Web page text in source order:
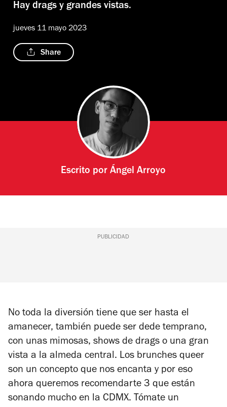
Hay drags y grandes vistas.
jueves 11 mayo 2023
Share
Escrito porÁngel Arroyo
PUBLICIDAD
No toda la diversión tiene que ser hasta el
amanecer, también puede ser dede temprano,
con unas mimosas, shows de drags o una gran
vista a la almeda central. Los brunches queer
son un concepto que nos encanta y por eso
ahora queremos recomendarte 3 que están
sonando mucho en la CDMX. Tómate un